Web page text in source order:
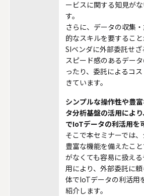
ービスに関する知見が
す。
さらに、データの収集
的なスキルを要するこ
SIベンダに外部委託せ
スピード感のあるデー
ったり、委託によるコ
きています。
シンプルな操作性や豊
タ分析基盤の活用によ
でIoTデータの利活用を
そこで本セミナーでは
豊富な機能を備えたこ
がなくても容易に扱え
用により、外部委託に
体でIoTデータの利活用
紹介します。